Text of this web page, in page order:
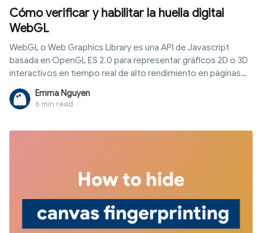
Cómo verificar y habilitar la huella digital
WebGL
WebGL o Web Graphics Library es una API de Javascript
basada en OpenGL ES 2.0 para representar gráficos 2D o 3D
interactivos en tiempo real de alto rendimiento en páginas
web compatibles sin el uso de complementos.
Emma Nguyen
6 min read